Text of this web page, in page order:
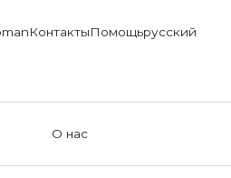
КонтактыПомощьрусский
О нас